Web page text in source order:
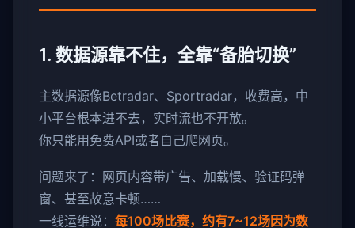
1. 数据源靠不住，全靠“备胎切换”
主数据源像Betradar、Sportradar，收费高，中
小平台根本进不去，实时流也不开放。
你只能用免费API或者自己爬网页。
问题来了：网页内容带广告、加载慢、验证码弹
窗、甚至故意卡顿……
一线运维说： 每100场比赛，约有7~12场因为数